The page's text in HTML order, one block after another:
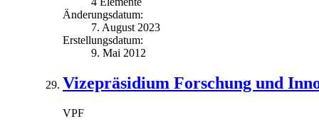
Änderungsdatum:
7. August 2023
Erstellungsdatum:
9. Mai 2012
Vizepräsidium Forschung und
VPF